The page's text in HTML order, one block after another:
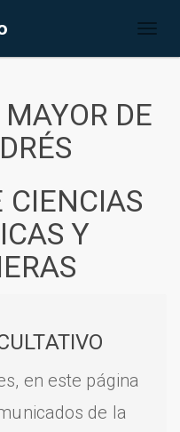
DE
CIENCIAS
Y
en este página
de la